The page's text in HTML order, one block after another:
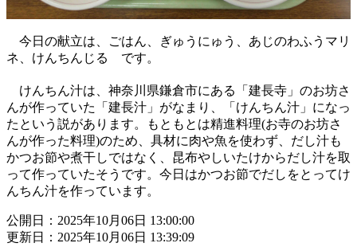
今日の献立は、ごはん、ぎゅうにゅう、あじのわふうマリ
ネ、けんちんじる です。
けんちん汁は、神奈川県鎌倉市にある「建長寺」のお坊さ
んが作っていた「建長汁」がなまり、「けんちん汁」になっ
たという説があります。もともとは精進料理(お寺のお坊さ
んが作った料理)のため、具材に肉や魚を使わず、だし汁も
かつお節や煮干しではなく、昆布やしいたけからだし汁を取
って作っていたそうです。今日はかつお節でだしをとってけ
んちん汁を作っています。
公開日：2025年10月06日 13:00:00
更新日：2025年10月06日 13:39:09